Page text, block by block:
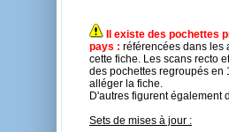
Il existe des pochettes
pays : référencées dans les
cette fiche. Les scans recto
des pochettes regroupés en
alléger la fiche.
D'autres figurent également
Sets de mises à jour :